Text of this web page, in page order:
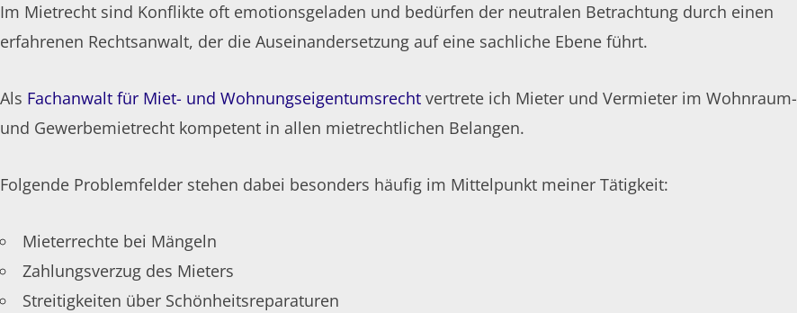
Im Mietrecht sind Konflikte oft emotionsgeladen und bedürfen der neutralen Betrachtung durch einen
erfahrenen Rechtsanwalt, der die Auseinandersetzung auf eine sachliche Ebene führt.
Als Fachanwalt für Miet- und Wohnungseigentumsrecht vertrete ich Mieter und Vermieter im Wohnraum-
und Gewerbemietrecht kompetent in allen mietrechtlichen Belangen.
Folgende Problemfelder stehen dabei besonders häufig im Mittelpunkt meiner Tätigkeit:
Mieterrechte bei Mängeln
Zahlungsverzug des Mieters
Streitigkeiten über Schönheitsreparaturen